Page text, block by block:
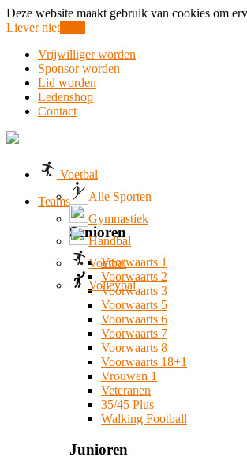
Deze website maakt gebruik van cookies om
Liever niet
Vrijwilliger worden
Sponsor worden
Lid worden
Ledenshop
Contact
Voetbal
Alle Sporten
Gymnastiek
Handbal
Voetbal
Volleybal
Teams
Senioren
Voorwaarts 1
Voorwaarts 2
Voorwaarts 3
Voorwaarts 5
Voorwaarts 6
Voorwaarts 7
Voorwaarts 8
Voorwaarts 18+1
Vrouwen 1
Veteranen
35/45 Plus
Walking Football
Junioren